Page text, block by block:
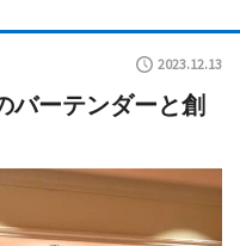
2023.12.13
バーテンダーと創